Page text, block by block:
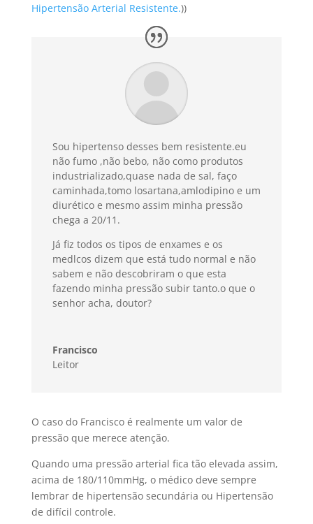
Hipertensão Arterial Resistente.))
Sou hipertenso desses bem resistente.eu
não fumo ,não bebo, não como produtos
industrializado,quase nada de sal, faço
caminhada,tomo losartana,amlodipino e um
diurético e mesmo assim minha pressão
chega a 20/11.
Já fiz todos os tipos de enxames e os
medlcos dizem que está tudo normal e não
sabem e não descobriram o que esta
fazendo minha pressão subir tanto.o que o
senhor acha, doutor?
Francisco
Leitor
O caso do Francisco é realmente um valor de
pressão que merece atenção.
Quando uma pressão arterial fica tão elevada assim,
acima de 180/110mmHg, o médico deve sempre
lembrar de hipertensão secundária ou Hipertensão
de difícil controle.